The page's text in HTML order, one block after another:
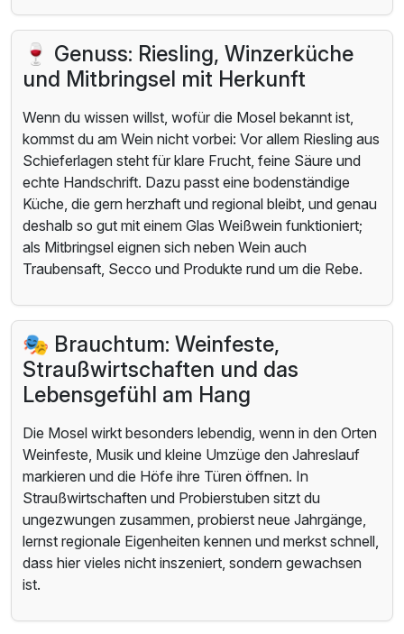
🍷 Genuss: Riesling, Winzerküche
und Mitbringsel mit Herkunft
Wenn du wissen willst, wofür die Mosel bekannt ist,
kommst du am Wein nicht vorbei: Vor allem Riesling aus
Schieferlagen steht für klare Frucht, feine Säure und
echte Handschrift. Dazu passt eine bodenständige
Küche, die gern herzhaft und regional bleibt, und genau
deshalb so gut mit einem Glas Weißwein funktioniert;
als Mitbringsel eignen sich neben Wein auch
Traubensaft, Secco und Produkte rund um die Rebe.
🎭 Brauchtum: Weinfeste,
Straußwirtschaften und das
Lebensgefühl am Hang
Die Mosel wirkt besonders lebendig, wenn in den Orten
Weinfeste, Musik und kleine Umzüge den Jahreslauf
markieren und die Höfe ihre Türen öffnen. In
Straußwirtschaften und Probierstuben sitzt du
ungezwungen zusammen, probierst neue Jahrgänge,
lernst regionale Eigenheiten kennen und merkst schnell,
dass hier vieles nicht inszeniert, sondern gewachsen
ist.